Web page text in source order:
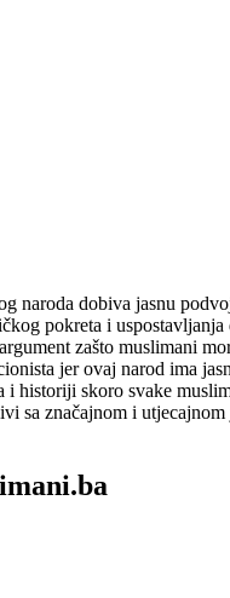
naroda dobiva jasnu
pokreta i
zašto muslimani
jer ovaj narod ima
i historiji skoro svake
sa značajnom i